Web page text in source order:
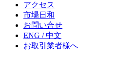
アクセス
市場日和
お問い合せ
ENG / 中文
お取引業者様へ